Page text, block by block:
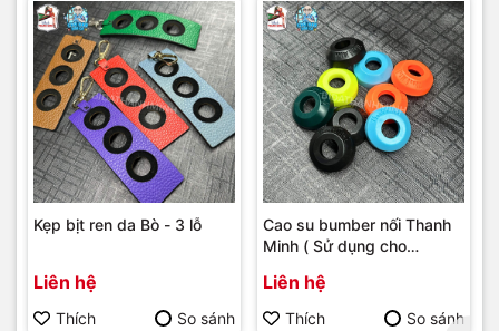
Kẹp bịt ren da Bò - 3 lỗ
Liên hệ
Thích So sánh
Cao su bumber nối Thanh
Minh ( Sử dụng cho
Liên hệ
Thích So sánh